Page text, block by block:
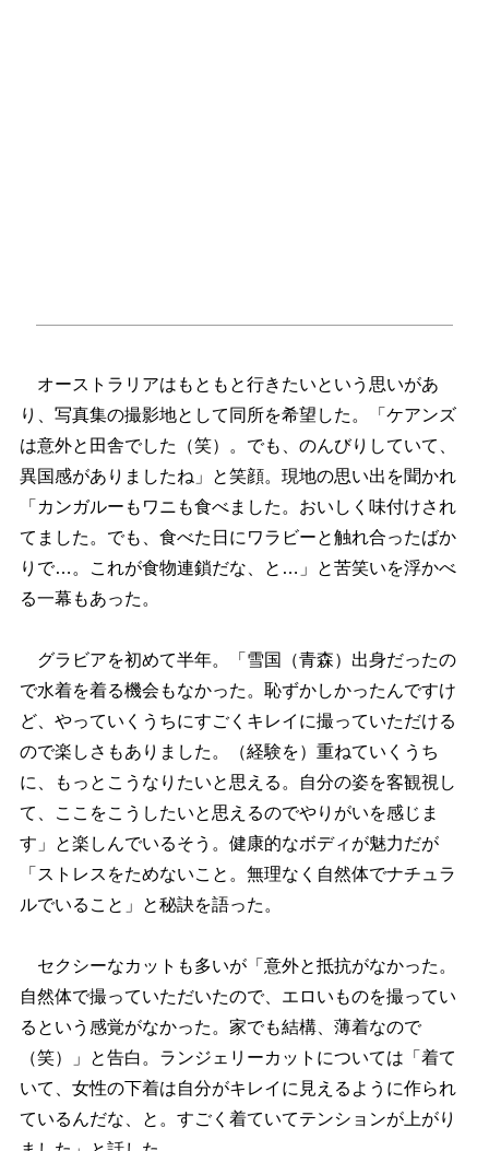
オーストラリアはもともと行きたいという思いがあ
り、写真集の撮影地として同所を希望した。「ケアンズ
は意外と田舎でした（笑）。でも、のんびりしていて、
異国感がありましたね」と笑顔。現地の思い出を聞かれ
「カンガルーもワニも食べました。おいしく味付けされ
てました。でも、食べた日にワラビーと触れ合ったばか
りで…。これが食物連鎖だな、と…」と苦笑いを浮かべ
る一幕もあった。
グラビアを初めて半年。「雪国（青森）出身だったの
で水着を着る機会もなかった。恥ずかしかったんですけ
ど、やっていくうちにすごくキレイに撮っていただける
ので楽しさもありました。（経験を）重ねていくうち
に、もっとこうなりたいと思える。自分の姿を客観視し
て、ここをこうしたいと思えるのでやりがいを感じま
す」と楽しんでいるそう。健康的なボディが魅力だが
「ストレスをためないこと。無理なく自然体でナチュラ
ルでいること」と秘訣を語った。
セクシーなカットも多いが「意外と抵抗がなかった。
自然体で撮っていただいたので、エロいものを撮ってい
るという感覚がなかった。家でも結構、薄着なので
（笑）」と告白。ランジェリーカットについては「着て
いて、女性の下着は自分がキレイに見えるように作られ
ているんだな、と。すごく着ていてテンションが上がり